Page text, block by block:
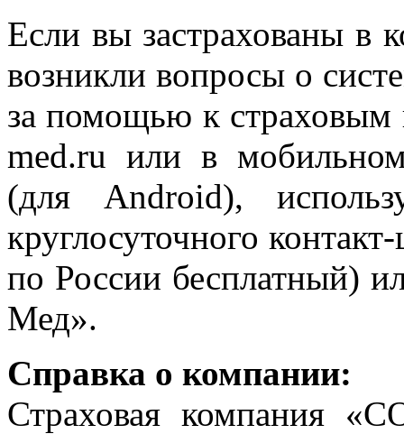
Если вы застрахованы
возникли вопросы о
за помощью к страховым
med.ru или в
(для Android),
круглосуточного
по России бесплатный)
Мед».
Справка о компании:
Страховая компания